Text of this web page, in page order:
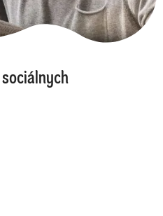
sociálnych